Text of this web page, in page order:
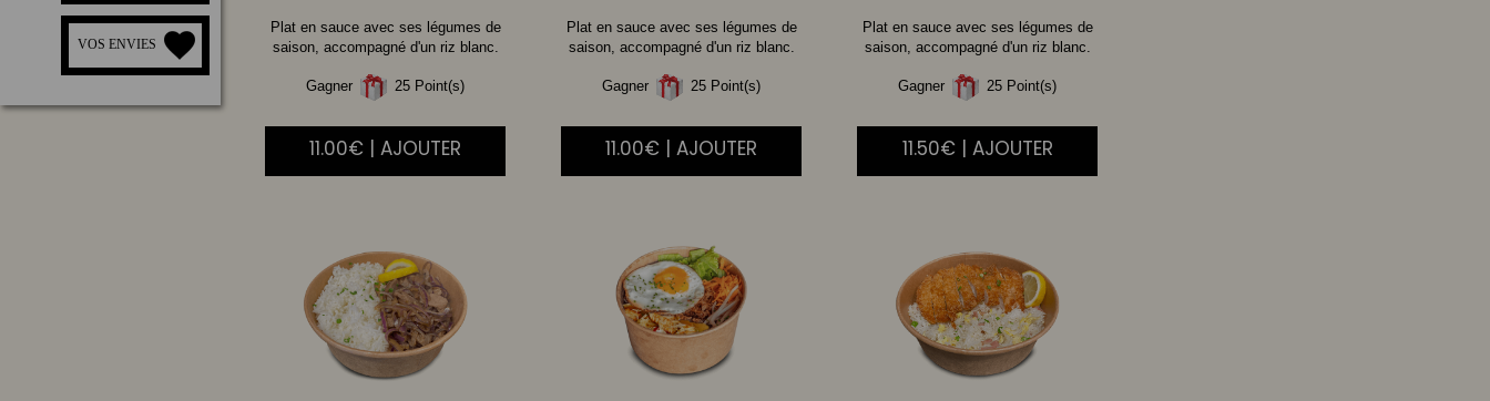
VOS ENVIES
Plat en sauce avec ses légumes de
saison, accompagné d'un riz blanc.
Gagner 25 Point(s)
11.00€ | AJOUTER
Plat en sauce avec ses légumes de
saison, accompagné d'un riz blanc.
Gagner 25 Point(s)
11.00€ | AJOUTER
Plat en sauce avec ses légumes de
saison, accompagné d'un riz blanc.
Gagner 25 Point(s)
11.50€ | AJOUTER